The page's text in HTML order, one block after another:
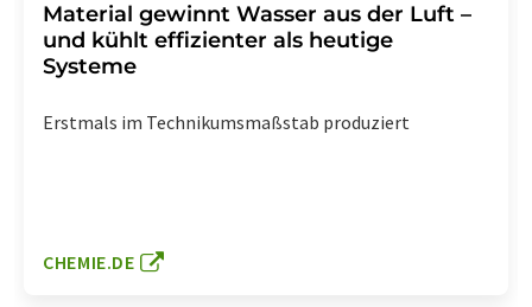
Material gewinnt Wasser aus der Luft –
und kühlt effizienter als heutige
Systeme
Erstmals im Technikumsmaßstab produziert
CHEMIE.DE